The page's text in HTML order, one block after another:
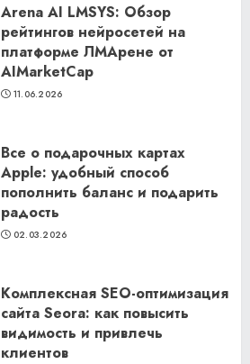
Arena AI LMSYS: Обзор
рейтингов нейросетей на
платформе ЛМАрене от
AIMarketCap
11.06.2026
Все о подарочных картах
Apple: удобный способ
пополнить баланс и подарить
радость
02.03.2026
Комплексная SEO-оптимизация
сайта Seora: как повысить
видимость и привлечь
клиентов